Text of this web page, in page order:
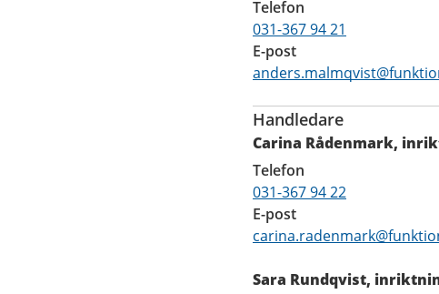
Telefon
031-367 94 21
E-post
Handledare
Carina Rådenmark,
Telefon
031-367 94 22
E-post
Sara Rundqvist,